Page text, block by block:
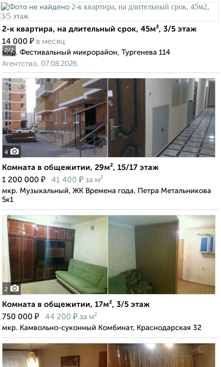
2/2
2-к квартира, на длительный срок, 45м², 3/5 этаж
14 000 ₽ в месяц
мкр. Фестивальный микрорайон, Тургенева 114
Агентство, 07.08.2026
4
Комната в общежитии, 29м², 15/17 этаж
1 200 000 ₽ 41 400 ₽ за м²
мкр. Музыкальный, ЖК Времена года, Петра Метальникова
5к1
2
Комната в общежитии, 17м², 3/5 этаж
750 000 ₽ 44 200 ₽ за м²
мкр. Камвольно-суконный Комбинат, Краснодарская 32